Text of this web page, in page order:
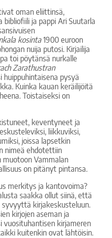
oman eliittinsä,
ja pappi Ari Suutarla
kosinta1900 euroon
nuija putosi. Kirjailija
toi pöytänsä nurkalle
Zarathustran
pysyä
Kuinka kauan keräilijöitä
Toistaiseksi on
keventyneet ja
liikkuviksi,
joissa lapsetkin
nimeä ehdotettiin
Vammalan
on pitänyt pintansa.
merkitys ja kantovoima?
saakka ollut siinä, että
kirjakeskusteluun.
kirjojen aseman ja
kirjameren
kuitenkin ovat lähtöisin.